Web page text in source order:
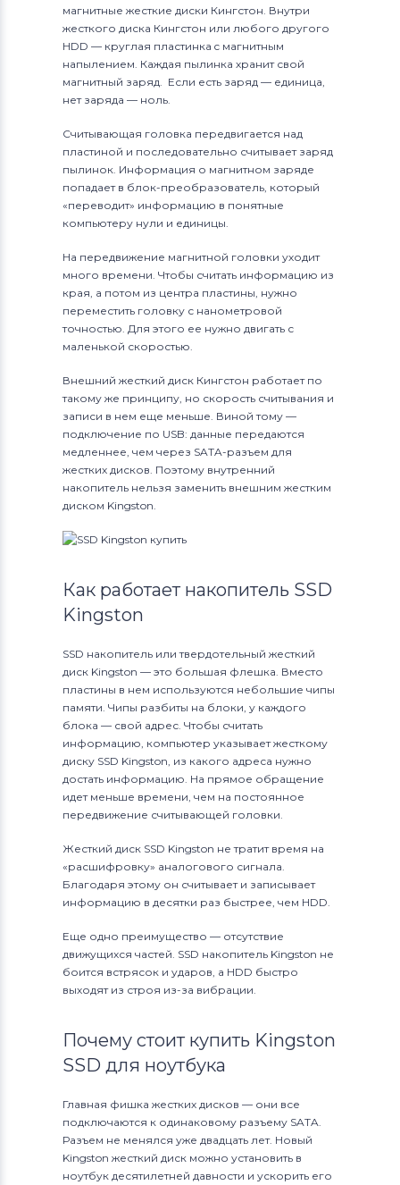
магнитные жесткие диски Кингстон. Внутри
жесткого диска Кингстон или любого другого
HDD — круглая пластинка c магнитным
напылением. Каждая пылинка хранит свой
магнитный заряд. Если есть заряд — единица,
нет заряда — ноль.
Считывающая головка передвигается над
пластиной и последовательно считывает заряд
пылинок. Информация о магнитном заряде
попадает в блок-преобразователь, который
«переводит» информацию в понятные
компьютеру нули и единицы.
На передвижение магнитной головки уходит
много времени. Чтобы считать информацию из
края, а потом из центра пластины, нужно
переместить головку с нанометровой
точностью. Для этого ее нужно двигать с
маленькой скоростью.
Внешний жесткий диск Кингстон работает по
такому же принципу, но скорость считывания и
записи в нем еще меньше. Виной тому —
подключение по USB: данные передаются
медленнее, чем через SATA-разъем для
жестких дисков. Поэтому внутренний
накопитель нельзя заменить внешним жестким
диском Kingston.
Как работает накопитель SSD
Kingston
SSD накопитель или твердотельный жесткий
диск Kingston — это большая флешка. Вместо
пластины в нем используются небольшие чипы
памяти. Чипы разбиты на блоки, у каждого
блока — свой адрес. Чтобы считать
информацию, компьютер указывает жесткому
диску SSD Kingston, из какого адреса нужно
достать информацию. На прямое обращение
идет меньше времени, чем на постоянное
передвижение считывающей головки.
Жесткий диск SSD Kingston не тратит время на
«расшифровку» аналогового сигнала.
Благодаря этому он считывает и записывает
информацию в десятки раз быстрее, чем HDD.
Еще одно преимущество — отсутствие
движущихся частей. SSD накопитель Kingston не
боится встрясок и ударов, а HDD быстро
выходят из строя из-за вибрации.
Почему стоит купить Kingston
SSD для ноутбука
Главная фишка жестких дисков — они все
подключаются к одинаковому разъему SATA.
Разъем не менялся уже двадцать лет. Новый
Kingston жесткий диск можно установить в
ноутбук десятилетней давности и ускорить его